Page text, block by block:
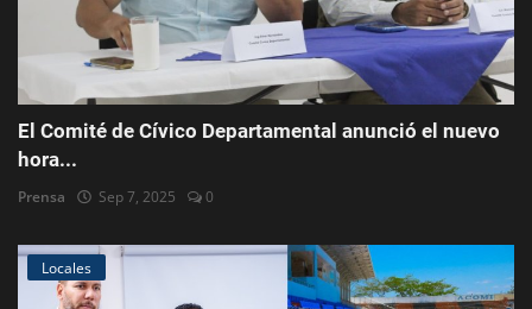
El Comité de Cívico Departamental anunció el nuevo
hora...
Prensa Sep 7, 2025 0
Locales